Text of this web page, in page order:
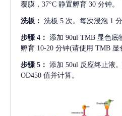
覆膜，37°C 静置孵育 30 分钟。
洗板： 洗板 5 次。每次浸泡 1 分
步骤 4： 添加 90ul TMB 显色底
孵育 10-20 分钟(请使用 TMB 显
步骤 5： 添加 50ul 反应终止液
OD450 值并计算。